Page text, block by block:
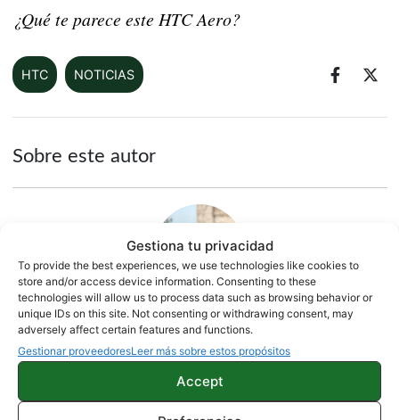
Gestiona tu privacidad
To provide the best experiences, we use technologies like cookies to
store and/or access device information. Consenting to these
technologies will allow us to process data such as browsing behavior or
unique IDs on this site. Not consenting or withdrawing consent, may
adversely affect certain features and functions.
Gestionar proveedoresLeer más sobre estos propósitos
Accept
¿Qué te parece este HTC Aero?
HTC NOTICIAS
Sobre este autor
Quelian Sanz
Redactor en Pro Android | Apasionado de ese Androide
verde que tanto esconde. Se comenta que tecleo sobre